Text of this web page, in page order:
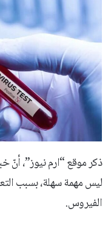
ذكر موقع “ارم نيوز”، أنّ
ليس مهمة سهلة، بسبب
الفيروس.